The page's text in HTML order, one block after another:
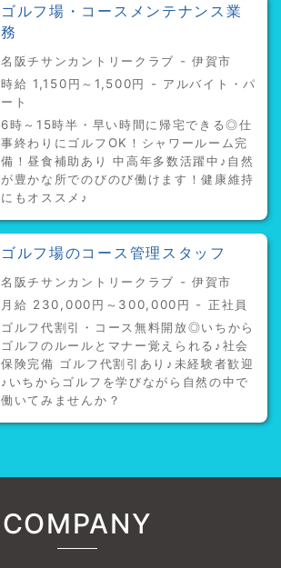
ゴルフ場・コースメンテナンス業
務
名阪チサンカントリークラブ - 伊賀市
時給 1,150円～1,500円 - アルバイト・パ
ート
6時～15時半・早い時間に帰宅できる◎仕
事終わりにゴルフOK！シャワールーム完
備！昼食補助あり 中高年多数活躍中♪自然
が豊かな所でのびのび働けます！健康維持
にもオススメ♪
ゴルフ場のコース管理スタッフ
名阪チサンカントリークラブ - 伊賀市
月給 230,000円～300,000円 - 正社員
ゴルフ代割引・コース無料開放◎いちから
ゴルフのルールとマナー覚えられる♪社会
保険完備 ゴルフ代割引あり♪未経験者歓迎
♪いちからゴルフを学びながら自然の中で
働いてみませんか？
COMPANY